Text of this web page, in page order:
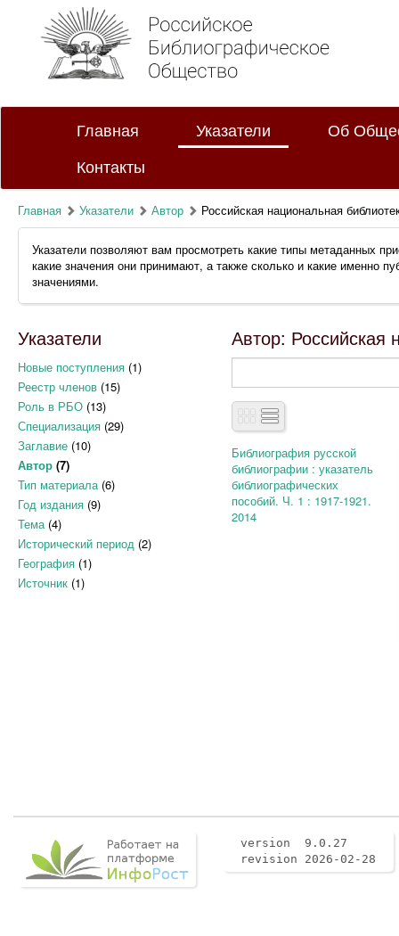
Главная Указатели
Об
Контакты
Главная Указатели Автор Российская национальная
Указатели позволяют вам просмотреть какие типы метаданных
какие значения они принимают, а также сколько и какие именно
значениями.
Указатели
Новые поступления (1)
Реестр членов (15)
Роль в РБО (13)
Специализация (29)
Заглавие (10)
Автор (7)
Тип материала(6)
Год издания (9)
Тема(4)
Исторический период (2)
География (1)
Источник (1)
Автор: Российская
Библиография русской
библиографии : указатель
библиографических
пособий. Ч. 1 : 1917-1921.
2014
version 9.0.27
revision 2026-02-28